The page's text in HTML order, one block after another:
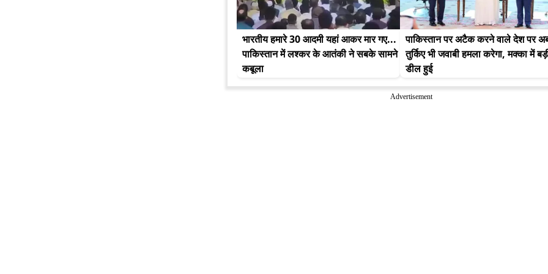
भारतीय हमारे 30 आदमी यहां आकर मार गए...
पाकिस्तान में लश्कर के आतंकी ने सबके सामने
कबूला
पाकिस्तान पर अटैक करने वाले देश पर
तुर्किए भी जवाबी हमला करेगा, मक्का में
डील हुई
Advertisement